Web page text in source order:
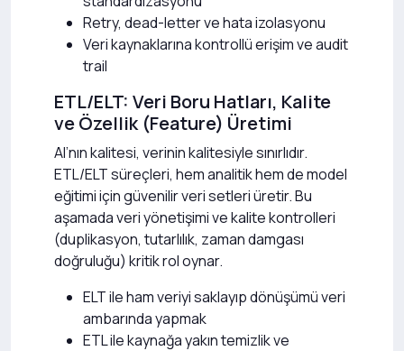
Retry, dead-letter ve hata izolasyonu
Veri kaynaklarına kontrollü erişim ve audit
trail
ETL/ELT: Veri Boru Hatları, Kalite
ve Özellik (Feature) Üretimi
AI’nın kalitesi, verinin kalitesiyle sınırlıdır.
ETL/ELT süreçleri, hem analitik hem de model
eğitimi için güvenilir veri setleri üretir. Bu
aşamada veri yönetişimi ve kalite kontrolleri
(duplikasyon, tutarlılık, zaman damgası
doğruluğu) kritik rol oynar.
ELT ile ham veriyi saklayıp dönüşümü veri
ambarında yapmak
ETL ile kaynağa yakın temizlik ve